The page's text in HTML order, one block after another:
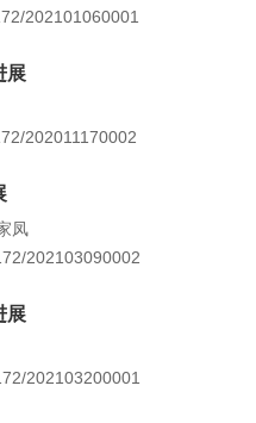
202101060001
展
202011170002
凤
202103090002
展
202103200001